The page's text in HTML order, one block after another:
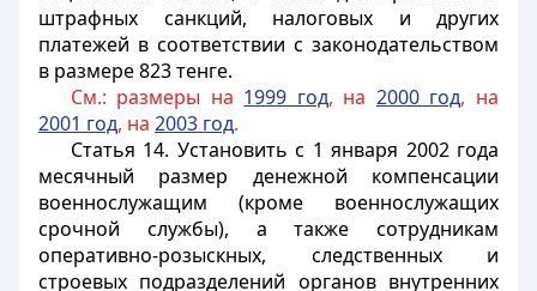
штрафных санкций, налоговых и других
платежей в соответствии с законодательством
в размере 823 тенге.
См.: размеры на 1999 год, на 2000 год, на
2001 год, на 2003 год.
Статья 14. Установить с 1 января 2002 года
месячный размер денежной компенсации
военнослужащим (кроме военнослужащих
срочной службы), а также сотрудникам
оперативно-розыскных, следственных и
строевых подразделений органов внутренних